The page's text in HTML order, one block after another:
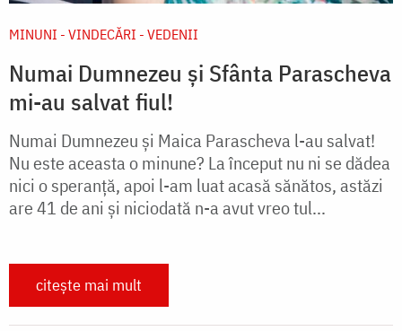
MINUNI - VINDECĂRI - VEDENII
Numai Dumnezeu și Sfânta Parascheva
mi-au salvat fiul!
Numai Dumnezeu şi Maica Parascheva l-au salvat!
Nu este aceasta o minune? La început nu ni se dădea
nici o speranţă, apoi l-am luat acasă sănătos, astăzi
are 41 de ani şi niciodată n-a avut vreo tul­...
citește mai mult